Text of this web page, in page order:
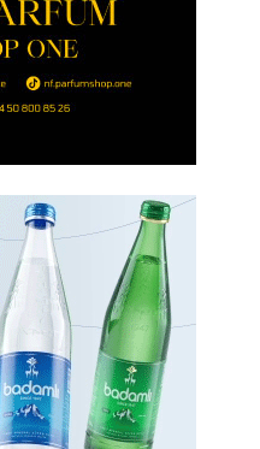
yağacaq
zavodunda yanğın:
dron
99